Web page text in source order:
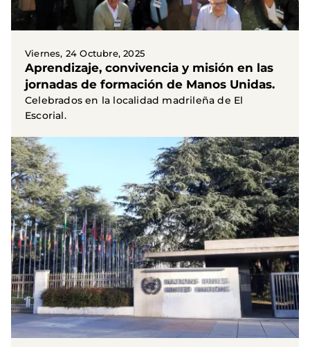
Viernes, 24 Octubre, 2025
Aprendizaje, convivencia y misión en las
jornadas de formación de Manos Unidas.
Celebrados en la localidad madrileña de El
Escorial.